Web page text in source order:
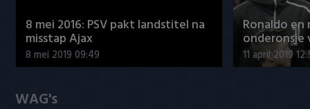
8 mei 2016: PSV pakt landstitel na
misstap Ajax
8 mei 2019 09:49
Ronaldo
onderonsje
11 april 2019
WAG's